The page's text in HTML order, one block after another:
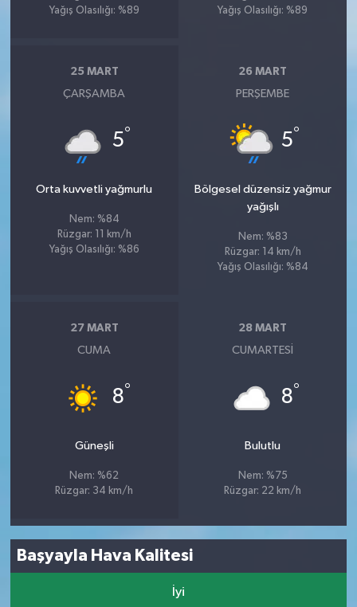
Yağış Olasılığı: %89
Yağış Olasılığı: %89
25 MART
ÇARŞAMBA
5°
Orta kuvvetli yağmurlu
Nem: %84
Rüzgar: 11 km/h
Yağış Olasılığı: %86
26 MART
PERŞEMBE
5°
Bölgesel düzensiz yağmur
yağışlı
Nem: %83
Rüzgar: 14 km/h
Yağış Olasılığı: %84
27 MART
CUMA
8°
Güneşli
Nem: %62
Rüzgar: 34 km/h
28 MART
CUMARTESI
8°
Bulutlu
Nem: %75
Rüzgar: 22 km/h
Başyayla Hava Kalitesi
İyi